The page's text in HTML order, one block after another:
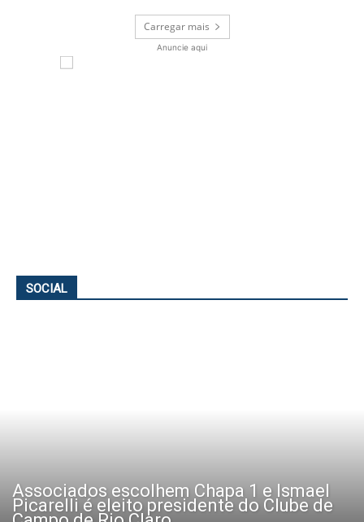
Carregar mais
Anuncie aqui
SOCIAL
Associados escolhem Chapa 1 e Ismael
Picarelli é eleito presidente do Clube de